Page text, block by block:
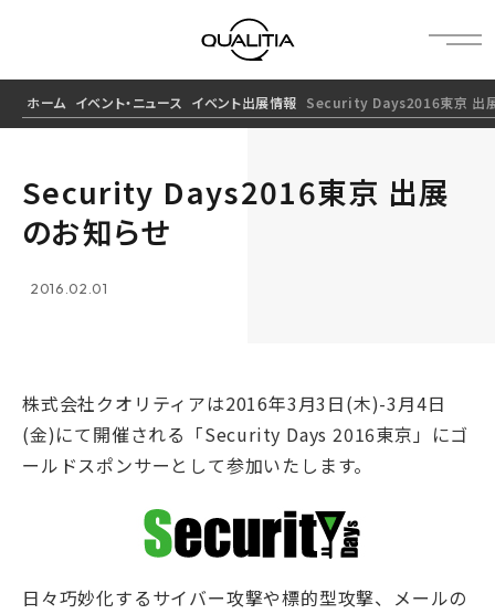
ホーム イベント・ニュース イベント出展情報 Security Days2016東京 出
Security Days2016東京 出展
のお知らせ
2016.02.01
株式会社クオリティアは2016年3月3日(木)-3月4日
(金)にて開催される「Security Days 2016東京」にゴ
ールドスポンサーとして参加いたします。
日々巧妙化するサイバー攻撃や標的型攻撃、メールの